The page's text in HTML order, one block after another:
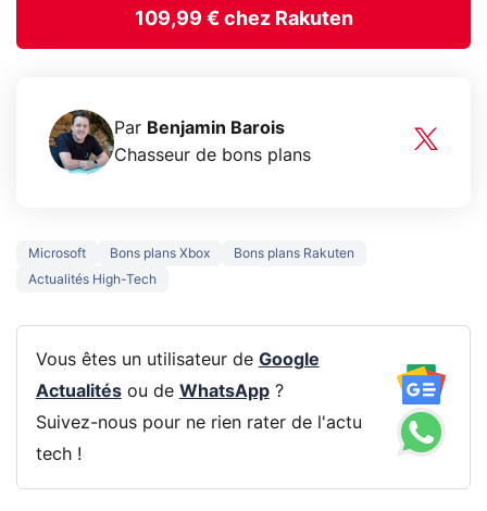
109,99 € chez Rakuten
Par Benjamin Barois
Chasseur de bons plans
Microsoft Bons plans Xbox
Bons plans Rakuten
Actualités High-Tech
Vous êtes un utilisateur de Google
Actualitésou de WhatsApp?
Suivez-nous pour ne rien rater de l'actu
tech !